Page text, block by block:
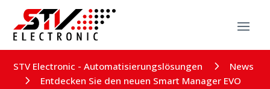
STV Electronic - Automatisierungslösungen 5 News
5 Entdecken Sie den neuen Smart Manager EVO